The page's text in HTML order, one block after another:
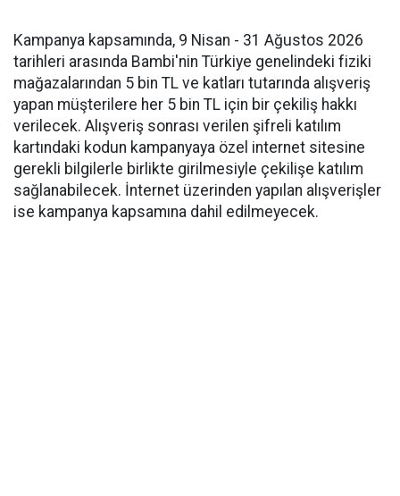
Kampanya kapsamında, 9 Nisan - 31 Ağustos 2026
tarihleri arasında Bambi'nin Türkiye genelindeki fiziki
mağazalarından 5 bin TL ve katları tutarında alışveriş
yapan müşterilere her 5 bin TL için bir çekiliş hakkı
verilecek. Alışveriş sonrası verilen şifreli katılım
kartındaki kodun kampanyaya özel internet sitesine
gerekli bilgilerle birlikte girilmesiyle çekilişe katılım
sağlanabilecek. İnternet üzerinden yapılan alışverişler
ise kampanya kapsamına dahil edilmeyecek.